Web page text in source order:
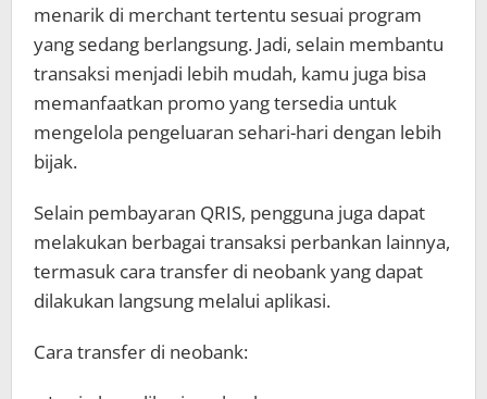
menarik di merchant tertentu sesuai program
yang sedang berlangsung. Jadi, selain membantu
transaksi menjadi lebih mudah, kamu juga bisa
memanfaatkan promo yang tersedia untuk
mengelola pengeluaran sehari-hari dengan lebih
bijak.
Selain pembayaran QRIS, pengguna juga dapat
melakukan berbagai transaksi perbankan lainnya,
termasuk cara transfer di neobank yang dapat
dilakukan langsung melalui aplikasi.
Cara transfer di neobank: